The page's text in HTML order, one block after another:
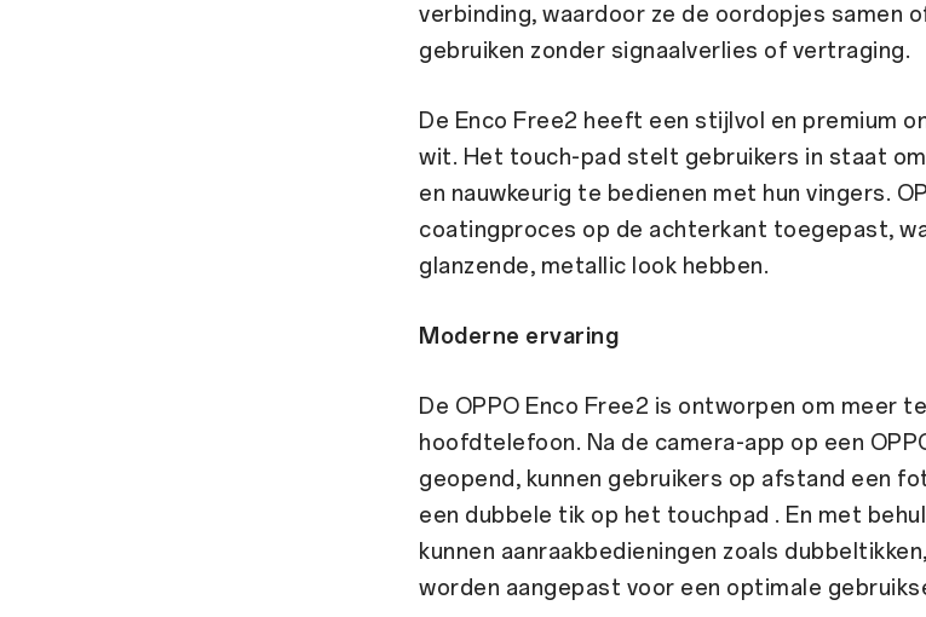
verbinding, waardoor ze de oordopjes samen
gebruiken zonder signaalverlies of vertraging.
De Enco Free2 heeft een stijlvol en premium
wit. Het touch-pad stelt gebruikers in staat
en nauwkeurig te bedienen met hun vingers.
coatingproces op de achterkant toegepast,
glanzende, metallic look hebben.
Moderne ervaring
De OPPO Enco Free2 is ontworpen om meer
hoofdtelefoon. Na de camera-app op een
geopend, kunnen gebruikers op afstand een
een dubbele tik op het touchpad . En met
kunnen aanraakbedieningen zoals
worden aangepast voor een optimale